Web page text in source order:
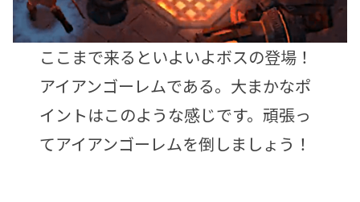
ここまで来るといよいよボスの登場！
アイアンゴーレムである。大まかなポ
イントはこのような感じです。頑張っ
てアイアンゴーレムを倒しましょう！